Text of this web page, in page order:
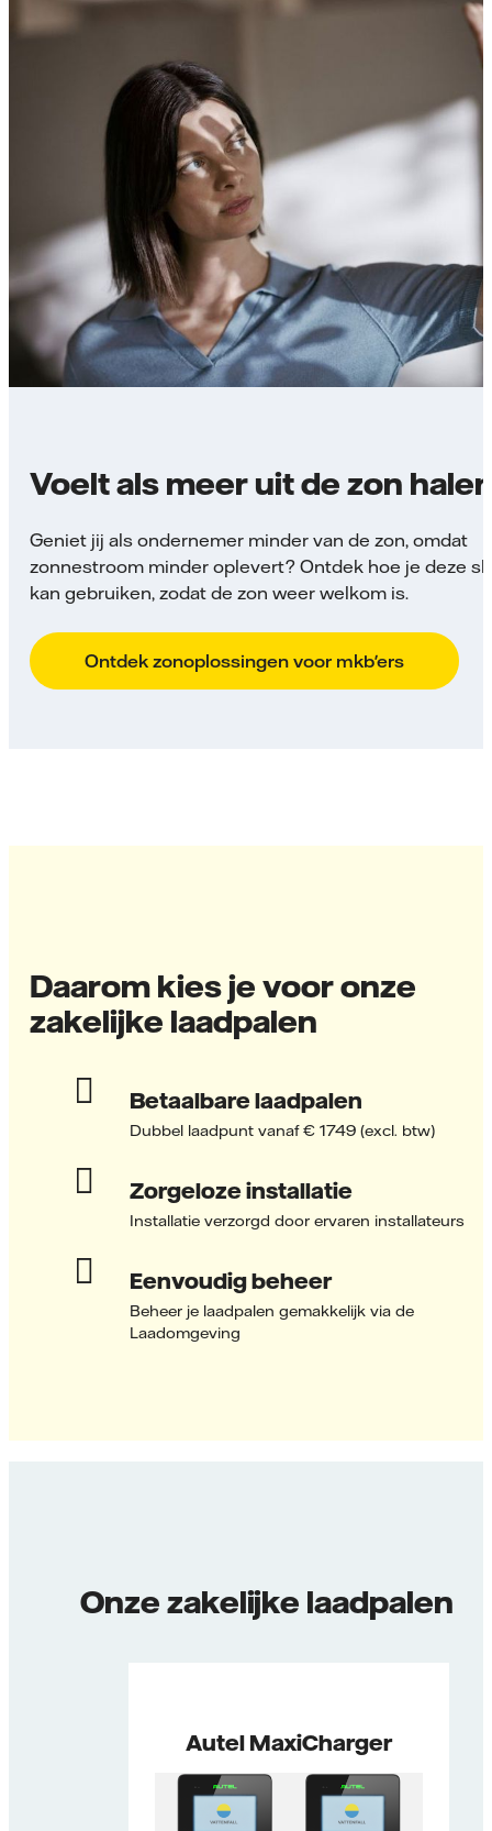
Voelt als meer uit de zon
Geniet jij als ondernemer minder van de zon, omdat
zonnestroom minder oplevert? Ontdek hoe je deze
kan gebruiken, zodat de zon weer welkom is.
Ontdek zonoplossingen voor mkb'ers
Daarom kies je voor onze
zakelijke laadpalen
Betaalbare laadpalen
Dubbel laadpunt vanaf € 1749 (excl. btw)
Zorgeloze installatie
Installatie verzorgd door ervaren installateurs
Eenvoudig beheer
Beheer je laadpalen gemakkelijk via de
Laadomgeving
Onze zakelijke laadpalen
Autel MaxiCharger